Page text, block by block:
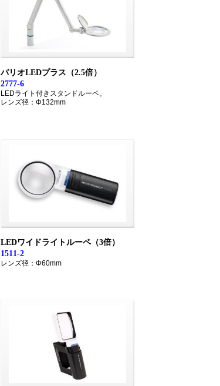
バリオLEDプラス（2.5倍）
2777-6
LEDライト付きスタンドルーペ。
レンズ径：Φ132mm
LEDワイドライトルーペ（3倍）
1511-2
レンズ径：Φ60mm